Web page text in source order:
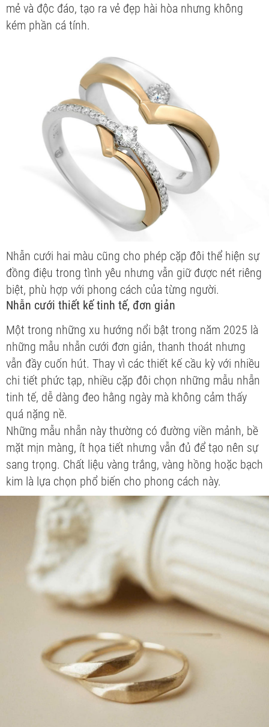
mẻ và độc đáo, tạo ra vẻ đẹp hài hòa nhưng không
kém phần cá tính.
Nhẫn cưới hai màu cũng cho phép cặp đôi thể hiện sự
đồng điệu trong tình yêu nhưng vẫn giữ được nét riêng
biệt, phù hợp với phong cách của từng người.
Nhẫn cưới thiết kế tinh tế, đơn giản
Một trong những xu hướng nổi bật trong năm 2025 là
những mẫu nhẫn cưới đơn giản, thanh thoát nhưng
vẫn đầy cuốn hút. Thay vì các thiết kế cầu kỳ với nhiều
chi tiết phức tạp, nhiều cặp đôi chọn những mẫu nhẫn
tinh tế, dễ dàng đeo hằng ngày mà không cảm thấy
quá nặng nề.
Những mẫu nhẫn này thường có đường viền mảnh, bề
mặt mịn màng, ít họa tiết nhưng vẫn đủ để tạo nên sự
sang trọng. Chất liệu vàng trắng, vàng hồng hoặc bạch
kim là lựa chọn phổ biến cho phong cách này.